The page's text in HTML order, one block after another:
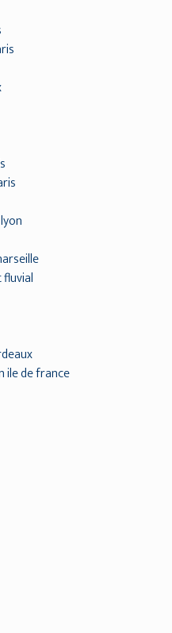
ile de france